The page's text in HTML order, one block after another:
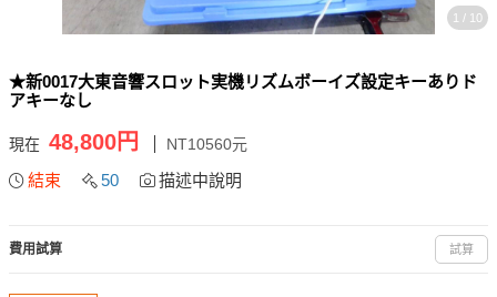
1 / 10
★新0017大東音響スロット実機リズムボーイズ設定キーありド
アキーなし
現在 48,800円 NT10560元
結束 50 描述中說明
費用試算 試算